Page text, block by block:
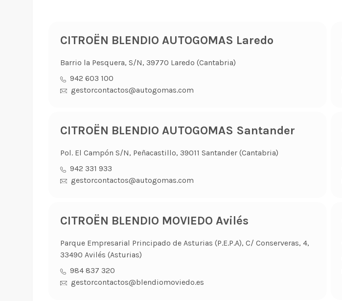
CITROËN BLENDIO AUTOGOMAS Laredo
Barrio la Pesquera, S/N, 39770 Laredo (Cantabria)
942 603 100
gestorcontactos@autogomas.com
CITROËN BLENDIO AUTOGOMAS Santander
Pol. El Campón S/N, Peñacastillo, 39011 Santander (Cantabria)
942 331 933
gestorcontactos@autogomas.com
CITROËN BLENDIO MOVIEDO Avilés
Parque Empresarial Principado de Asturias (P.E.P.A), C/ Conserveras, 4,
33490 Avilés (Asturias)
984 837 320
gestorcontactos@blendiomoviedo.es